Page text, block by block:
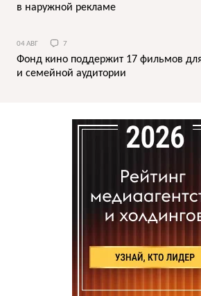
в наружной рекламе
04 АВГ 7
Фонд кино поддержит 17 фильмов
и семейной аудитории